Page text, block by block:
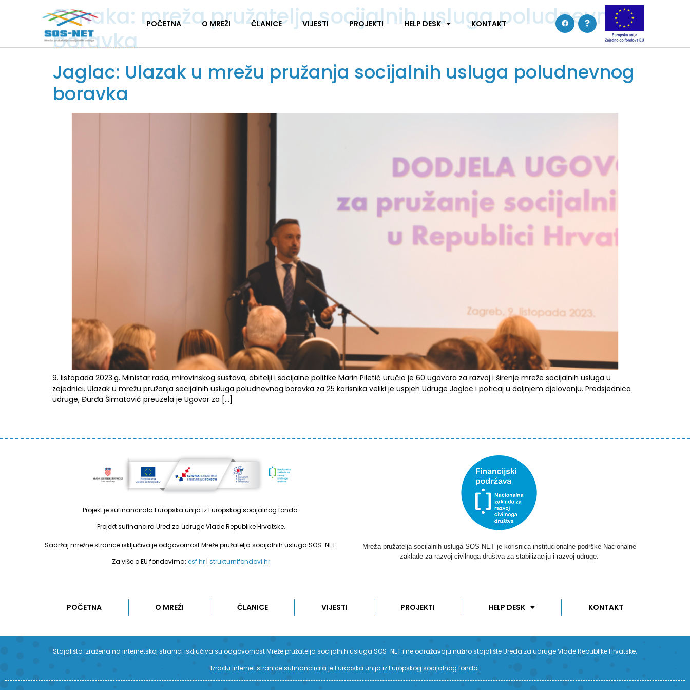
POČETNA O MREŽI ČLANICE VIJESTI PROJEKTI HELP DESK KONTAKT
Oznaka: mreža pružatelja socijalnih usluga poludnevnog
boravka
Jaglac: Ulazak u mrežu pružanja socijalnih usluga poludnevnog
boravka
9. listopada 2023.g. Ministar rada, mirovinskog sustava, obitelji i socijalne politike Marin Piletić uručio je 60 ugovora za razvoj i širenje mreže socijalnih usluga u
zajednici. Ulazak u mrežu pružanja socijalnih usluga poludnevnog boravka za 25 korisnika veliki je uspjeh Udruge Jaglac i poticaj u daljnjem djelovanju. Predsjednica
udruge, Đurđa Šimatović preuzela je Ugovor za […]
Projekt je sufinancirala Europska unija iz Europskog socijalnog fonda.
Projekt sufinancira Ured za udruge Vlade Republike Hrvatske.
Sadržaj mrežne stranice isključiva je odgovornost Mreže pružatelja socijalnih usluga SOS-NET.
Za više o EU fondovima: esf.hr | strukturnifondovi.hr
Mreža pružatelja socijalnih usluga SOS-NET je korisnica institucionalne podrške Nacionalne
zaklade za razvoj civilnoga društva za stabilizaciju i razvoj udruge.
POČETNA O MREŽI ČLANICE VIJESTI PROJEKTI HELP DESK KONTAKT
Stajališta izražena na internetskoj stranici isključiva su odgovornost Mreže pružatelja socijalnih usluga SOS-NET i ne odražavaju nužno stajalište Ureda za udruge Vlade Republike Hrvatske.
Izradu internet stranice sufinancirala je Europska unija iz Europskog socijalnog fonda.